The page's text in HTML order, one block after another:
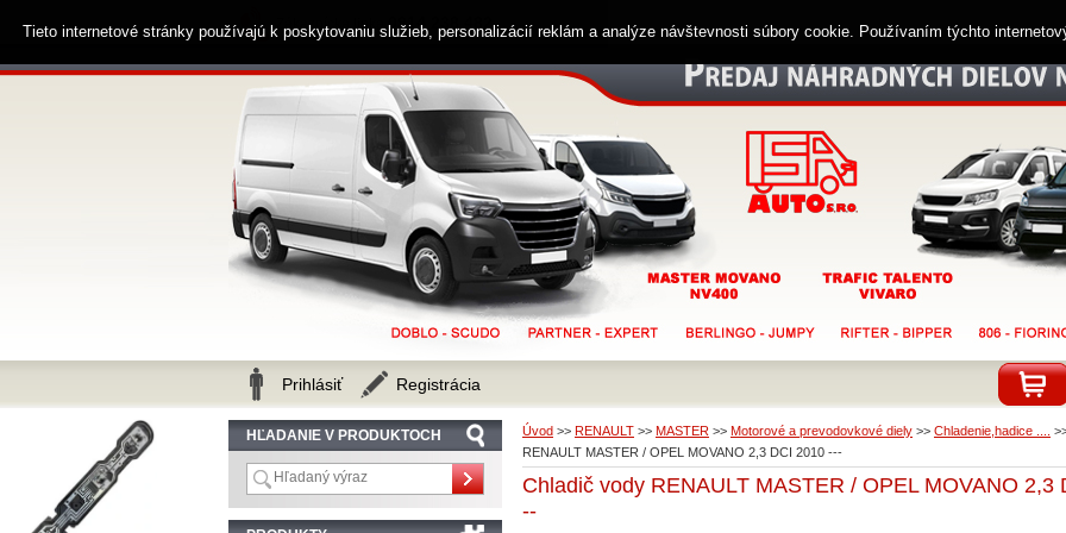
Úvod >> RENAULT >> MASTER >> Motorové a prevodovkové diely >> Chladenie,hadice ....
RENAULT MASTER / OPEL MOVANO 2,3 DCI 2010 ---
Chladič vody RENAULT MASTER / OPEL MOVANO 2,3
--
HĽADANIE V PRODUKTOCH
Zákaznícka linka 0914 238 482
Prihlásiť Registrácia
Tieto internetové stránky používajú k poskytovaniu služieb, personalizácií reklám a analýze návštevnosti súbory cookie. Používaním týchto